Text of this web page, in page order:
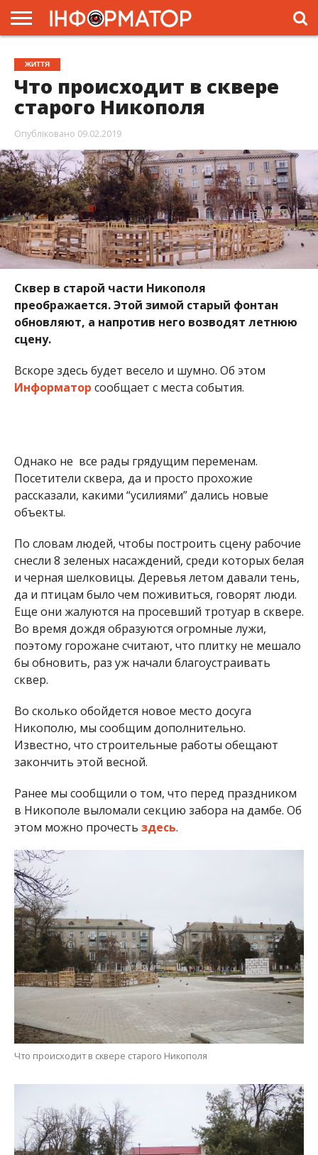
ГОЛОВНА
ЖИТТЯ
ВЛАДА
ГРОШІ
ТРЕШ
ПРЕС-
РЕЛІЗИ
РЕКЛАМА
ПРОЕКТИ
ЖИТТЯ
Что происходит в сквере
старого Никополя
Опубліковано 09.02.2019
Сквер в старой части Никополя
преображается. Этой зимой старый фонтан
обновляют, а напротив него возводят летнюю
сцену.
Вскоре здесь будет весело и шумно. Об этом
Информатор сообщает с места события.
Однако не все рады грядущим переменам.
Посетители сквера, да и просто прохожие
рассказали, какими “усилиями” дались новые
объекты.
По словам людей, чтобы построить сцену рабочие
снесли 8 зеленых насаждений, среди которых белая
и черная шелковицы. Деревья летом давали тень,
да и птицам было чем поживиться, говорят люди.
Еще они жалуются на просевший тротуар в сквере.
Во время дождя образуются огромные лужи,
поэтому горожане считают, что плитку не мешало
бы обновить, раз уж начали благоустраивать
сквер.
Во сколько обойдется новое место досуга
Никополю, мы сообщим дополнительно.
Известно, что строительные работы обещают
закончить этой весной.
Ранее мы сообщили о том, что перед праздником
в Никополе выломали секцию забора на дамбе. Об
этом можно прочесть здесь.
Что происходит в сквере старого Никополя